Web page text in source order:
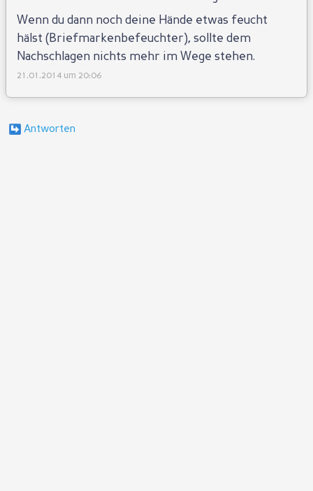
Wenn du dann noch deine Hände etwas feucht
hälst (Briefmarkenbefeuchter), sollte dem
Nachschlagen nichts mehr im Wege stehen.
21.01.2014 um 20:06